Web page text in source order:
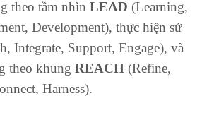
theo tầm nhìn LEAD (Learning,
Development), thực hiện sứ
Integrate, Support, Engage), và
theo khung REACH (Refine,
Harness).